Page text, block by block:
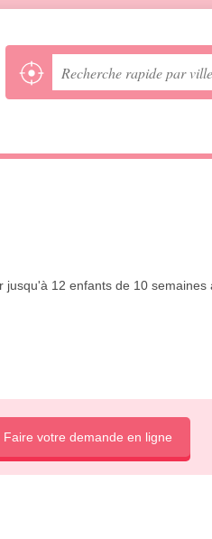
jusqu'à 12 enfants de 10 semaines
Faire votre demande en ligne